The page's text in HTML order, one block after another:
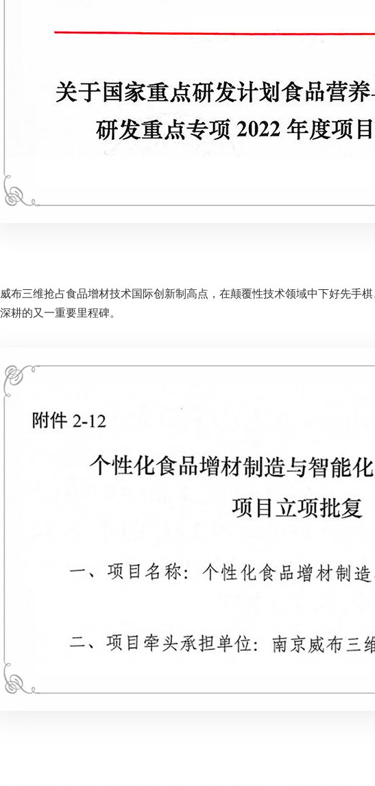
布三维抢占食品增材技术国际创新制高点，在颠覆性技术领域中下好先手
耕的又一重要里程碑。